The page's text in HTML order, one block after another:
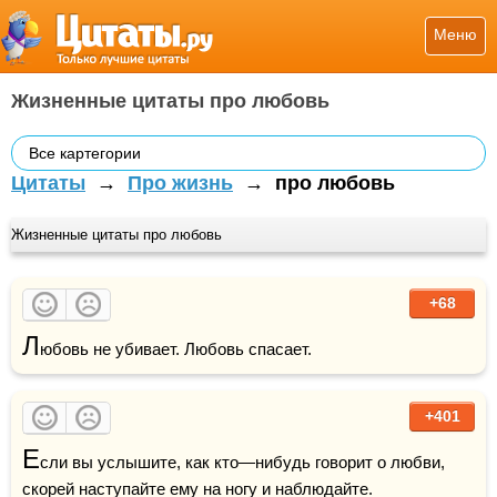
Меню
Жизненные цитаты про любовь
Все картегории
Цитаты → Про жизнь → про любовь
Жизненные цитаты про любовь
+68
Любовь не убивает. Любовь спасает.
+401
Если вы услышите, как кто—нибудь говорит о любви,
скорей наступайте ему на ногу и наблюдайте.